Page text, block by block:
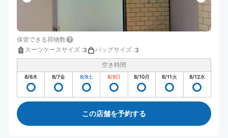
保管できる荷物数
スーツケースサイズ :3 バッグサイズ :3
空き時間
8/6木 8/7金 8/8土 8/9日 8/10月 8/11火 8/12水
この店舗を予約する